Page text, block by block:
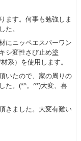
ます。何事も勉強しま
た。
にニッペエスパーワン
シ変性さび止め塗
系）を使用します。
いたので、家の周りの
た。(*^。^*)大変、喜
きました。大変有難い